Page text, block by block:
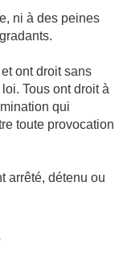
ni à des peines
ont droit sans
Tous ont droit à
qui
toute provocation
arrêté, détenu ou